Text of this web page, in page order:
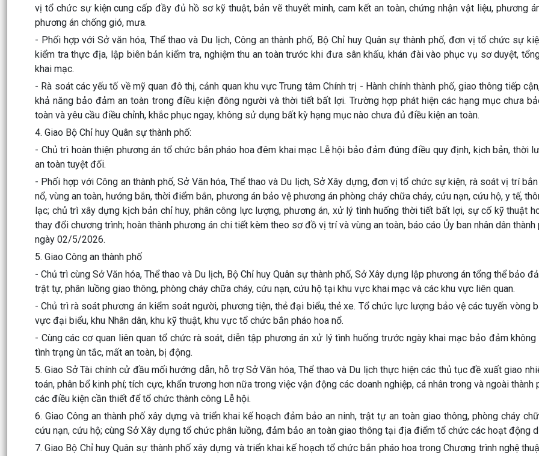
vị tổ chức sự kiện cung cấp đầy đủ hồ sơ kỹ thuật, bản vẽ thuyết minh, cam kết an toàn, chứng nhận vật liệu, phương
phương án chống gió, mưa.
- Phối hợp với Sở văn hóa, Thể thao và Du lịch, Công an thành phố, Bộ Chỉ huy Quân sự thành phố, đơn vị tổ chức sự
kiểm tra thực địa, lập biên bản kiểm tra, nghiệm thu an toàn trước khi đưa sân khấu, khán đài vào phục vụ sơ duyệt,
khai mạc.
- Rà soát các yếu tố về mỹ quan đô thị, cảnh quan khu vực Trung tâm Chính trị - Hành chính thành phố, giao thông tiếp
khả năng bảo đảm an toàn trong điều kiện đông người và thời tiết bất lợi. Trường hợp phát hiện các hạng mục chưa
toàn và yêu cầu điều chỉnh, khắc phục ngay, không sử dụng bất kỳ hạng mục nào chưa đủ điều kiện an toàn.
4. Giao Bộ Chỉ huy Quân sự thành phố:
- Chủ trì hoàn thiện phương án tổ chức bắn pháo hoa đêm khai mạc Lễ hội bảo đảm đúng điều quy định, kịch bản, thời
an toàn tuyệt đối.
- Phối hợp với Công an thành phố, Sở Văn hóa, Thể thao và Du lịch, Sở Xây dựng, đơn vị tổ chức sự kiện, rà soát vị trí
nổ, vùng an toàn, hướng bắn, thời điểm bắn, phương án bảo vệ phương án phòng cháy chữa cháy, cứu nạn, cứu hộ, y tế,
lạc; chủ trì xây dựng kịch bản chỉ huy, phân công lực lượng, phương án, xử lý tình huống thời tiết bất lợi, sự cố kỹ thuật
thay đổi chương trình; hoàn thành phương án chi tiết kèm theo sơ đồ vị trí và vùng an toàn, báo cáo Ủy ban nhân dân
ngày 02/5/2026.
5. Giao Công an thành phố
- Chủ trì cùng Sở Văn hóa, Thể thao và Du lịch, Bộ Chỉ huy Quân sự thành phố, Sở Xây dựng lập phương án tổng thể bảo
trật tự, phân luồng giao thông, phòng cháy chữa cháy, cứu nạn, cứu hộ tại khu vực khai mạc và các khu vực liên quan.
- Chủ trì rà soát phương án kiểm soát người, phương tiện, thẻ đại biểu, thẻ xe. Tổ chức lực lượng bảo vệ các tuyến vòng
vực đại biểu, khu Nhân dân, khu kỹ thuật, khu vực tổ chức bắn pháo hoa nổ.
- Cùng các cơ quan liên quan tổ chức rà soát, diễn tập phương án xử lý tình huống trước ngày khai mạc bảo đảm
tình trạng ùn tắc, mất an toàn, bị động.
5. Giao Sở Tài chính cử đầu mối hướng dẫn, hỗ trợ Sở Văn hóa, Thể thao và Du lịch thực hiện các thủ tục đề xuất giao
toán, phân bổ kinh phí; tích cực, khẩn trương hơn nữa trong việc vận động các doanh nghiệp, cá nhân trong và ngoài thành
các điều kiện cần thiết để tổ chức thành công Lễ hội.
6. Giao Công an thành phố xây dựng và triển khai kế hoạch đảm bảo an ninh, trật tự an toàn giao thông, phòng cháy
cứu nạn, cứu hộ; cùng Sở Xây dựng tổ chức phân luồng, đảm bảo an toàn giao thông tại địa điểm tổ chức các hoạt động
7. Giao Bộ Chỉ huy Quân sự thành phố xây dựng và triển khai kế hoạch tổ chức bắn pháo hoa trong Chương trình nghệ